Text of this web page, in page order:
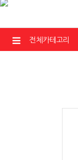
전체카테고리